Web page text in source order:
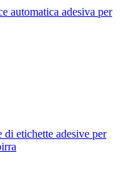
automatica adesiva per
di etichette adesive per